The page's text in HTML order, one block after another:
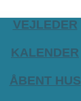
VEJLEDER
KALENDER
ÅBENT HUS